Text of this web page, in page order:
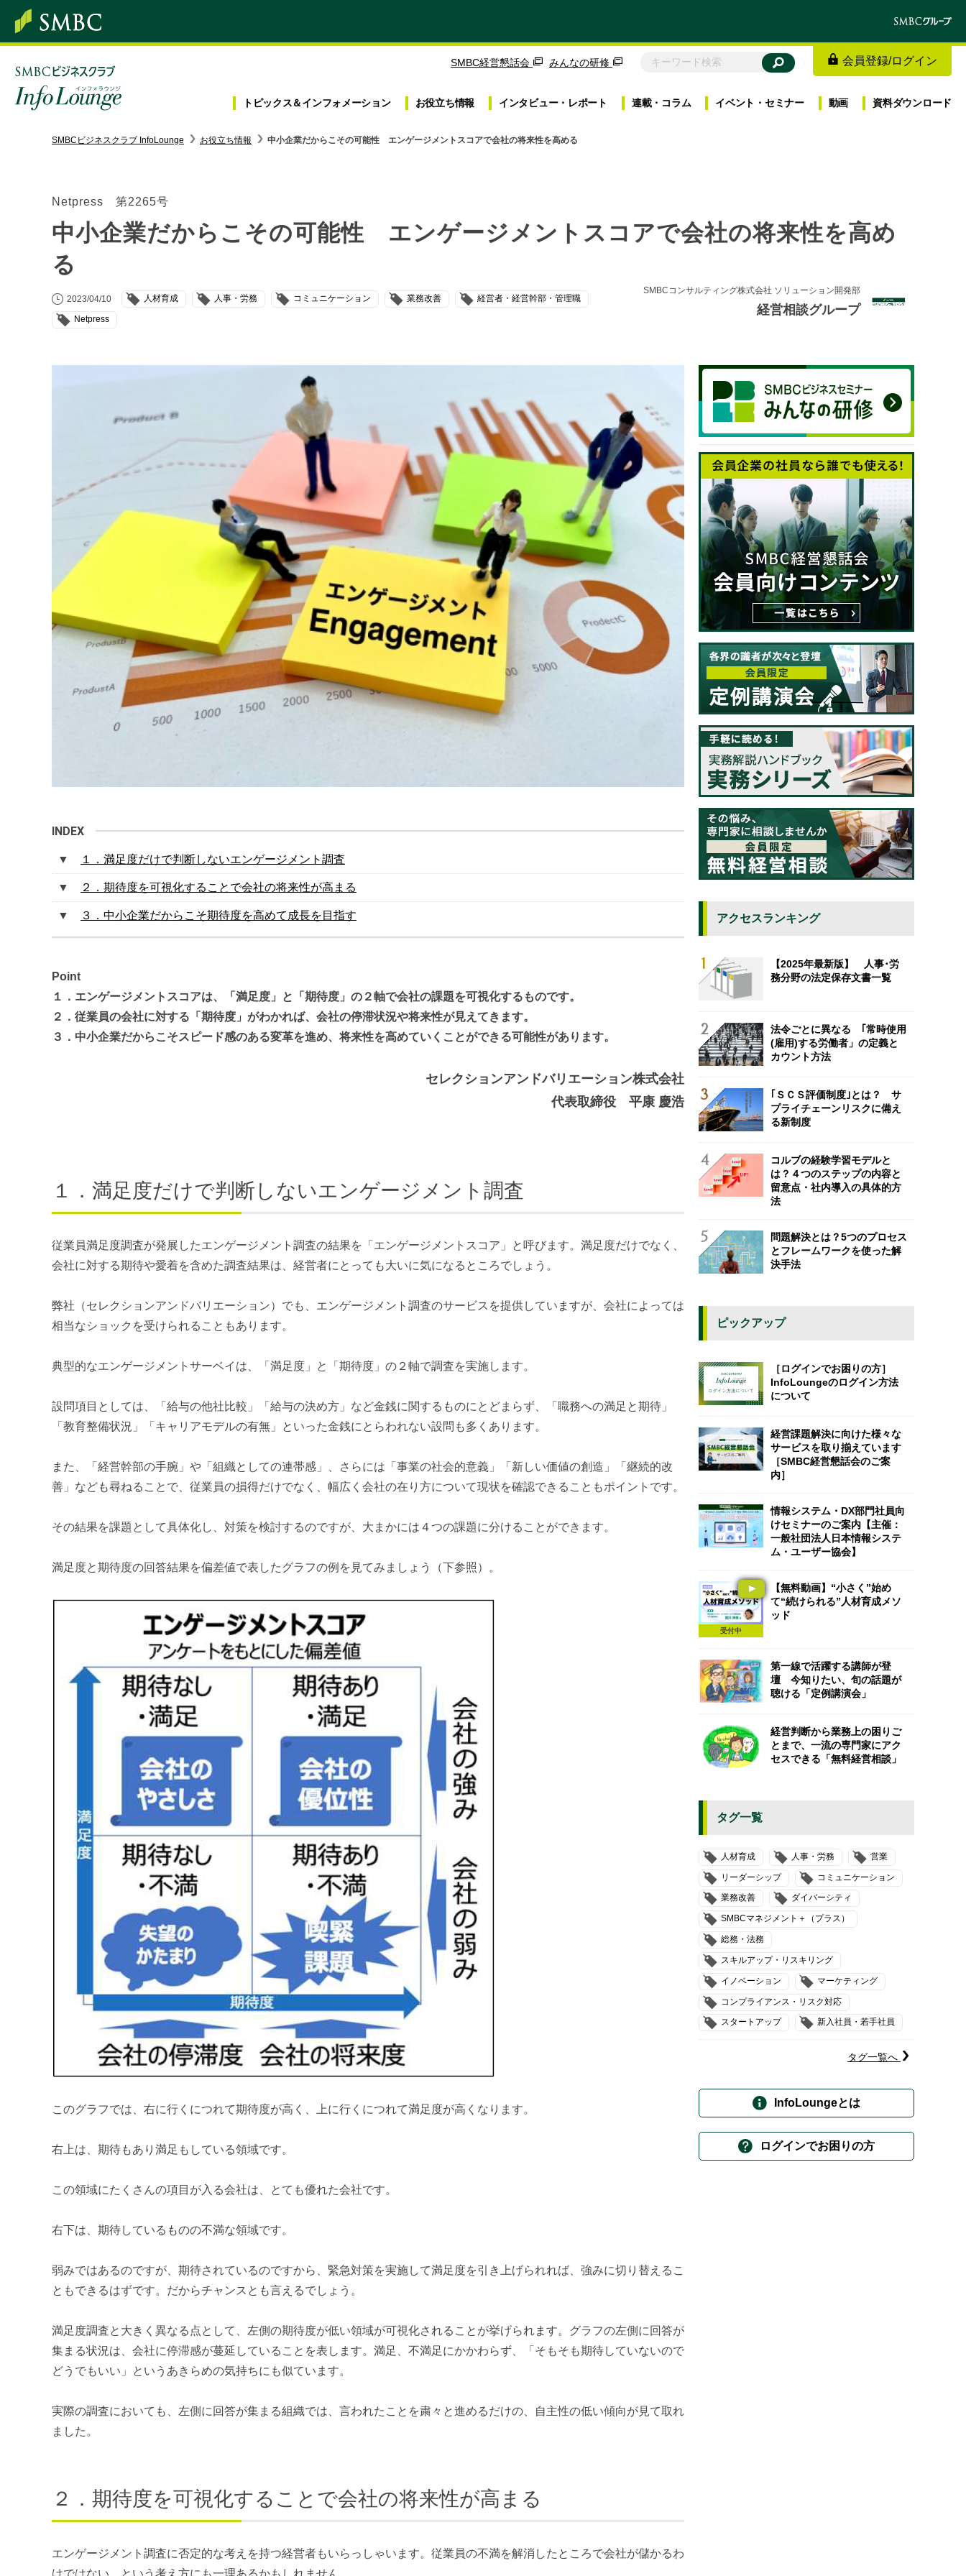
SMBC経営懇話会 みんなの研修 会員登録/ログイン
トピックス＆インフォメーション お役立ち情報 インタビュー・ レポート 連載・ コラム イベント・ セミナー 動画 資料ダウンロード
トピックス＆インフォメーション
お役立ち情報
インタビュー・レポート
利用規約
プライバシーポリシー
本サイトのご利用にあたって
お問い合わせ
運営会社
SMBCビジネスクラブ InfoLounge お役立ち情報 中小企業だからこその可能性 エンゲージメントスコアで会社の将来性を高める
Netpress 第2265号
中小企業だからこその可能性 エンゲージメントスコアで会社の将来性を高め
る
2023/04/10 人材育成 人事・労務 コミュニケーション 業務改善 経営者・経営幹部・管理職
Netpress
SMBCコンサルティング株式会社 ソリューション開発部
経営相談グループ
１．満足度だけで判断しないエンゲージメント調査
２．期待度を可視化することで会社の将来性が高まる
３．中小企業だからこそ期待度を高めて成長を目指す
Point
１．エンゲージメントスコアは、「満足度」と「期待度」の２軸で会社の課題を可視化するものです。
２．従業員の会社に対する「期待度」がわかれば、会社の停滞状況や将来性が見えてきます。
３．中小企業だからこそスピード感のある変革を進め、将来性を高めていくことができる可能性があります。
セレクションアンドバリエーション株式会社
代表取締役 平康 慶浩
１．満足度だけで判断しないエンゲージメント調査
従業員満足度調査が発展したエンゲージメント調査の結果を「エンゲージメントスコア」と呼びます。満足度だけでなく、
会社に対する期待や愛着を含めた調査結果は、経営者にとっても大いに気になるところでしょう。
弊社（セレクションアンドバリエーション）でも、エンゲージメント調査のサービスを提供していますが、会社によっては
相当なショックを受けられることもあります。
典型的なエンゲージメントサーベイは、「満足度」と「期待度」の２軸で調査を実施します。
設問項目としては、「給与の他社比較」「給与の決め方」など金銭に関するものにとどまらず、「職務への満足と期待」
「教育整備状況」「キャリアモデルの有無」といった金銭にとらわれない設問も多くあります。
また、「経営幹部の手腕」や「組織としての連帯感」、さらには「事業の社会的意義」「新しい価値の創造」「継続的改
善」なども尋ねることで、従業員の損得だけでなく、幅広く会社の在り方について現状を確認できることもポイントです。
その結果を課題として具体化し、対策を検討するのですが、大まかには４つの課題に分けることができます。
満足度と期待度の回答結果を偏差値で表したグラフの例を見てみましょう（下参照）。
このグラフでは、右に行くにつれて期待度が高く、上に行くにつれて満足度が高くなります。
右上は、期待もあり満足もしている領域です。
この領域にたくさんの項目が入る会社は、とても優れた会社です。
右下は、期待しているものの不満な領域です。
弱みではあるのですが、期待されているのですから、緊急対策を実施して満足度を引き上げられれば、強みに切り替えるこ
ともできるはずです。だからチャンスとも言えるでしょう。
満足度調査と大きく異なる点として、左側の期待度が低い領域が可視化されることが挙げられます。グラフの左側に回答が
集まる状況は、会社に停滞感が蔓延していることを表します。満足、不満足にかかわらず、「そもそも期待していないので
どうでもいい」というあきらめの気持ちにも似ています。
実際の調査においても、左側に回答が集まる組織では、言われたことを粛々と進めるだけの、自主性の低い傾向が見て取れ
ました。
２．期待度を可視化することで会社の将来性が高まる
エンゲージメント調査に否定的な考えを持つ経営者もいらっしゃいます。従業員の不満を解消したところで会社が儲かるわ
アクセスランキング
【2025年最新版】 人事･労
務分野の法定保存文書一覧
法令ごとに異なる ｢常時使用
(雇用)する労働者」の定義と
カウント方法
｢ＳＣＳ評価制度｣とは？ サ
プライチェーンリスクに備え
る新制度
コルブの経験学習モデルと
は？４つのステップの内容と
留意点・社内導入の具体的方
法
問題解決とは？5つのプロセス
とフレームワークを使った解
決手法
ピックアップ
［ログインでお困りの方］
InfoLoungeのログイン方法
について
経営課題解決に向けた様々な
サービスを取り揃えています
［SMBC経営懇話会のご案
内］
情報システム・DX部門社員向
けセミナーのご案内【主催：
一般社団法人日本情報システ
ム・ユーザー協会】
受付中
【無料動画】“小さく”始め
て“続けられる”人材育成メソ
ッド
第一線で活躍する講師が登
壇 今知りたい、旬の話題が
聴ける「定例講演会」
経営判断から業務上の困りご
とまで、一流の専門家にアク
セスできる「無料経営相談」
タグ一覧
人材育成 人事・労務 営業
リーダーシップ コミュニケーション
業務改善 ダイバーシティ
SMBCマネジメント＋（プラス）
総務・法務
スキルアップ・リスキリング
イノベーション マーケティング
コンプライアンス・リスク対応
スタートアップ 新入社員・若手社員
タグ一覧へ
InfoLoungeとは
ログインでお困りの方